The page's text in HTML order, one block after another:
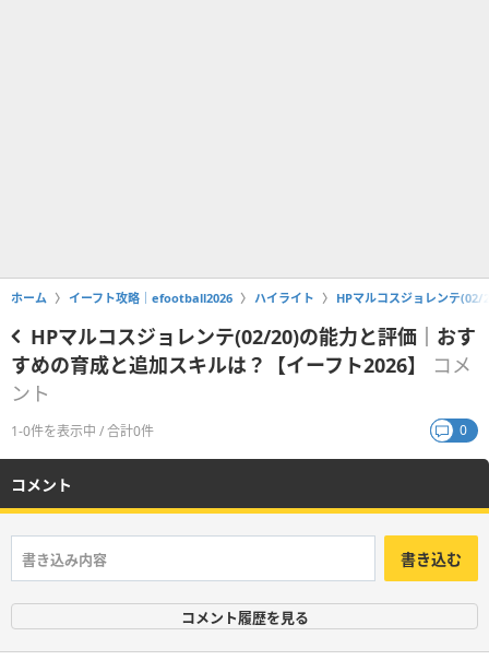
ホーム イーフト攻略｜efootball2026 ハイライト HPマルコスジョレンテ(02/
HPマルコスジョレンテ(02/20)の能力と評価｜おす
すめの育成と追加スキルは？【イーフト2026】
コメ
ント
1-0件を表示中 / 合計0件 0
コメント
書き込む
コメント履歴を見る